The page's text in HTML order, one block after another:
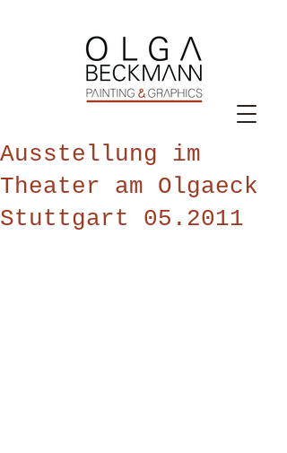
Ausstellung im
Theater am Olgaeck
Stuttgart 05.2011